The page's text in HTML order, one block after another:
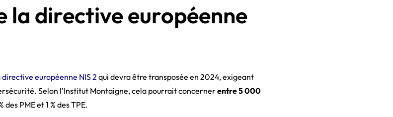
la directive européenne
directive européenne NIS 2 qui devra être transposée en 2024, exigeant
Selon l’Institut Montaigne, cela pourrait concernerentre 5 000
PME et 1 % des TPE.